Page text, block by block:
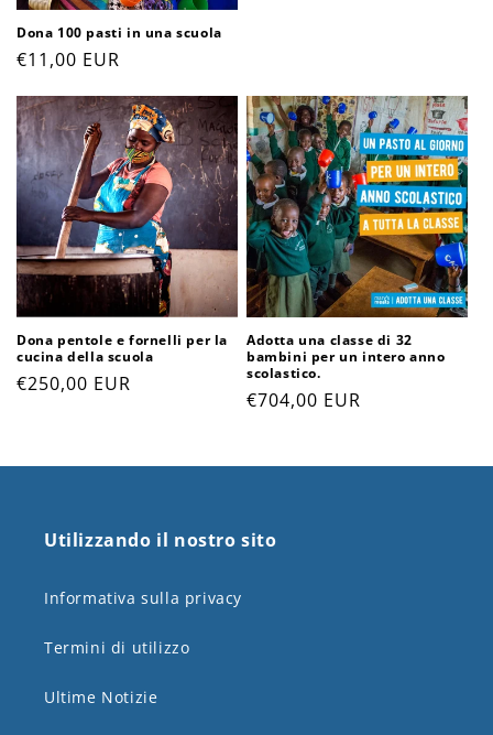
Dona 100 pasti in una scuola
Prezzo
listino
€11,00 EUR
Dona pentole e fornelli per la
cucina della scuola
Prezzo
€250,00 EUR
Adotta una classe di 32
bambini per un intero anno
scolastico.
Prezzo
€704,00 EUR
Utilizzando il nostro sito
Informativa sulla privacy
Termini di utilizzo
Ultime Notizie